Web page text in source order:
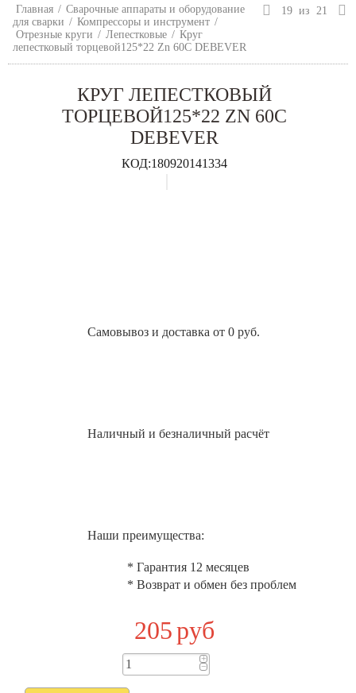
Главная / Сварочные аппараты и оборудование
для сварки / Компрессоры и инструмент /
Отрезные круги / Лепестковые / Круг
лепестковый торцевой125*22 Zn 60С DEBEVER
19 из 21
КРУГ ЛЕПЕСТКОВЫЙ
ТОРЦЕВОЙ125*22 ZN 60С
DEBEVER
КОД:180920141334
Самовывоз и доставка от 0 руб.
Наличный и безналичный расчёт
Наши преимущества:
* Гарантия 12 месяцев
* Возврат и обмен без проблем
205руб
+
−